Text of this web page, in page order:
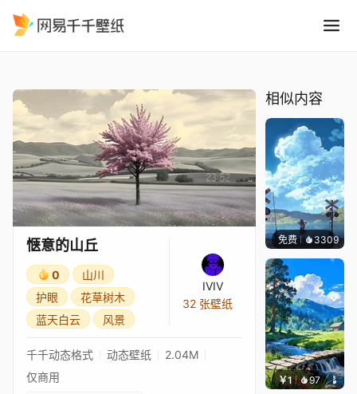
惬意的山丘
0
山川
护眼
花草树木
蓝天白云
风景
IVIV
32 张壁纸
千千动态格式 动态壁纸
2.04M
仅商用
相似内容
免费 3309星梦
￥1 97 叮叮